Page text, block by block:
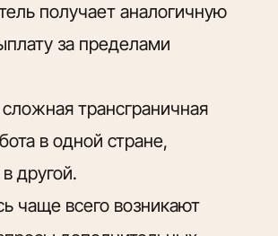
получает аналогичную
за пределами
трансграничная
в одной стране,
другой.
чаще всего возникают